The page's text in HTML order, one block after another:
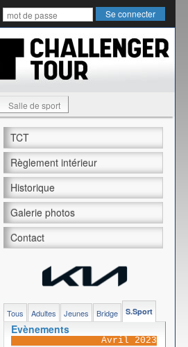
Salle de sport
TCT
Règlement intérieur
Historique
Galerie photos
Contact
Tous Adultes Jeunes Bridge S.Sport
Evènements
Avril 2023